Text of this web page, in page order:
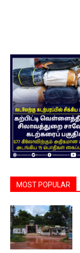
MOST POPULAR